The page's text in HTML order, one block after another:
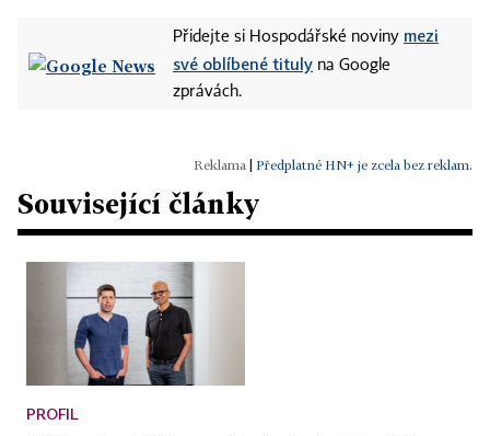
Přidejte si Hospodářské noviny mezi
své oblíbené tituly na Google
zprávách.
Předplatné HN+ je zcela bez reklam.
Související články
PROFIL